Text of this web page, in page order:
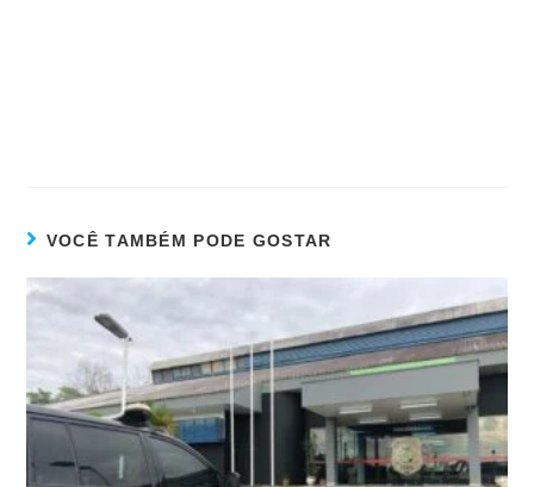
VOCÊ TAMBÉM PODE GOSTAR